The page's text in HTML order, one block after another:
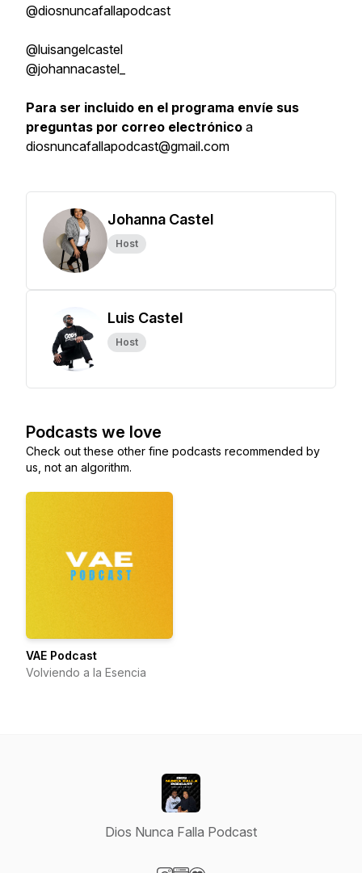
@diosnuncafallapodcast
@luisangelcastel
@johannacastel_
Para ser incluido en el programa envíe sus
preguntas por correo electrónico a
diosnuncafallapodcast@gmail.com
Johanna Castel
Host
Luis Castel
Host
Podcasts we love
Check out these other fine podcasts recommended by
us, not an algorithm.
VAE Podcast
Volviendo a la Esencia
Dios Nunca Falla Podcast